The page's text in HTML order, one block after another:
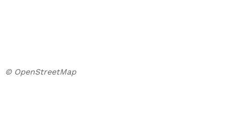
© OpenStreetMap